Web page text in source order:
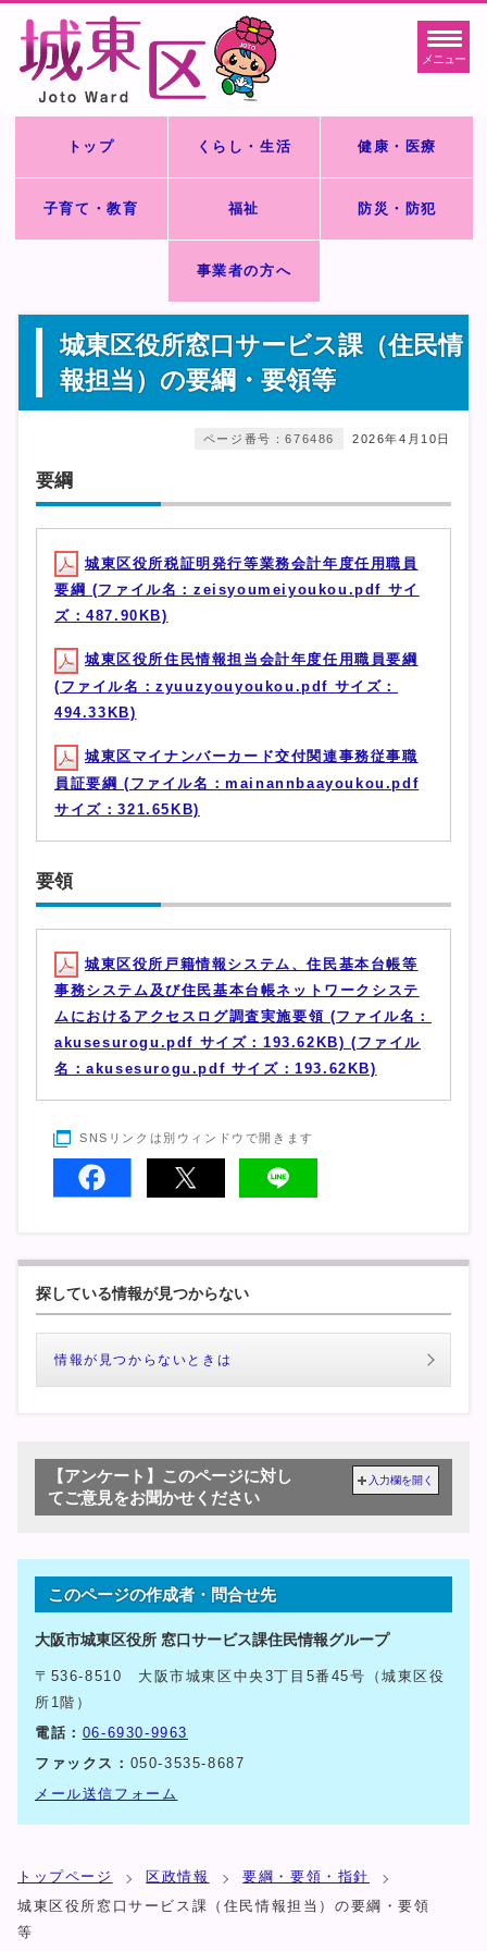
メニュー
トップ くらし・生活 健康・医療
子育て・教育 福祉 防災・防犯
事業者の方へ
城東区役所窓口サービス課（住民情
報担当）の要綱・要領等
2026年4月10日
ページ番号：676486
要綱
城東区役所税証明発行等業務会計年度任用職員
要綱 (ファイル名：zeisyoumeiyoukou.pdf サイ
ズ：487.90KB)
城東区役所住民情報担当会計年度任用職員要綱
(ファイル名：zyuuzyouyoukou.pdf サイズ：
494.33KB)
城東区マイナンバーカード交付関連事務従事職
員証要綱 (ファイル名：mainannbaayoukou.pdf
サイズ：321.65KB)
要領
城東区役所戸籍情報システム、住民基本台帳等
事務システム及び住民基本台帳ネットワークシステ
ムにおけるアクセスログ調査実施要領 (ファイル名：
akusesurogu.pdf サイズ：193.62KB) (ファイル
名：akusesurogu.pdf サイズ：193.62KB)
SNSリンクは別ウィンドウで開きます
探している情報が見つからない
情報が見つからないときは
【アンケート】このページに対し
てご意見をお聞かせください
入力欄を開く
このページの作成者・問合せ先
大阪市城東区役所 窓口サービス課住民情報グループ
〒536-8510 大阪市城東区中央3丁目5番45号（城東区役
所1階）
電話： 06-6930-9963
ファックス： 050-3535-8687
メール送信フォーム
トップページ 区政情報
要綱・要領・指針
城東区役所窓口サービス課（住民情報担当）の要綱・要領
等